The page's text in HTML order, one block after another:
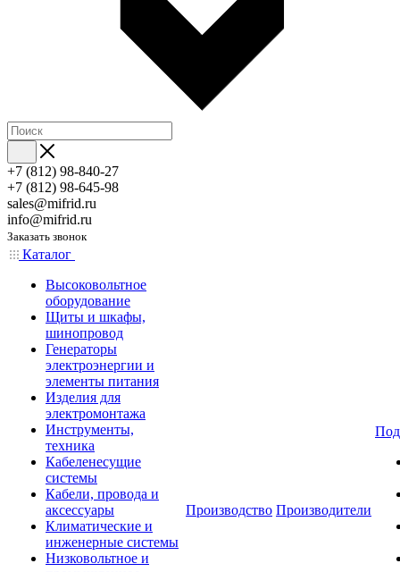
+7 (812) 98-840-27
+7 (812) 98-645-98
sales@mifrid.ru
info@mifrid.ru
Заказать звонок
Каталог
Высоковольтное
оборудование
Щиты и шкафы,
шинопровод
Генераторы
электроэнергии и
элементы питания
Изделия для
электромонтажа
Инструменты,
техника
Кабеленесущие
системы
Кабели, провода и
аксессуары
Климатические и
инженерные системы
Низковольтное и
Производство Производители